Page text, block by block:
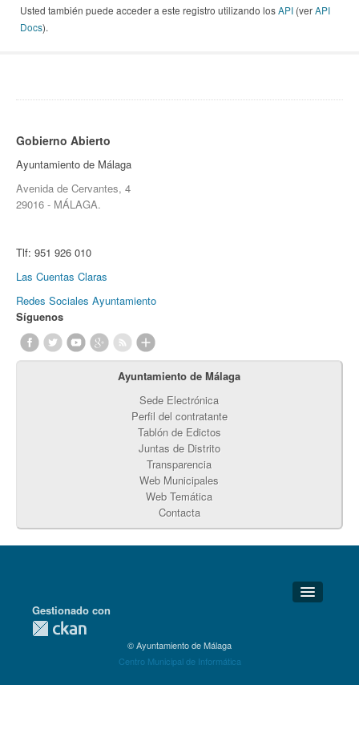
Usted también puede acceder a este registro utilizando losAPI (verAPI
Docs).
Gobierno Abierto
Ayuntamiento de Málaga
Avenida de Cervantes, 4
29016 - MÁLAGA.
Tlf: 951 926 010
Las Cuentas Claras
Redes Sociales Ayuntamiento
Síguenos
Ayuntamiento de Málaga
Sede Electrónica
Perfil del contratante
Tablón de Edictos
Juntas de Distrito
Transparencia
Web Municipales
Web Temática
Contacta
Detalles Técnicos
Gestionado con
© Ayuntamiento de Málaga
Centro Municipal de Informática